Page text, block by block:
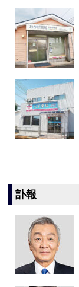
訃報